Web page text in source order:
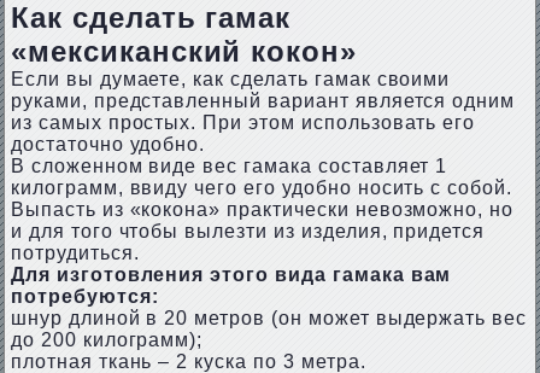
Как сделать гамак
«мексиканский кокон»
Если вы думаете, как сделать гамак своими
руками, представленный вариант является одним
из самых простых. При этом использовать его
достаточно удобно.
В сложенном виде вес гамака составляет 1
килограмм, ввиду чего его удобно носить с собой.
Выпасть из «кокона» практически невозможно, но
и для того чтобы вылезти из изделия, придется
потрудиться.
Для изготовления этого вида гамака вам
потребуются:
шнур длиной в 20 метров (он может выдержать вес
до 200 килограмм);
плотная ткань – 2 куска по 3 метра.